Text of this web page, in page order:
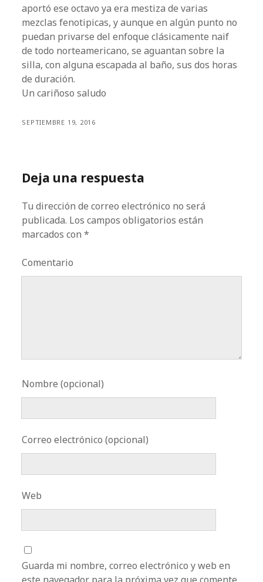
aportó ese octavo ya era mestiza de varias
mezclas fenotipicas, y aunque en algún punto no
puedan privarse del enfoque clásicamente naif
de todo norteamericano, se aguantan sobre la
silla, con alguna escapada al baño, sus dos horas
de duración.
Un cariñoso saludo
SEPTIEMBRE 19, 2016
Deja una respuesta
Tu dirección de correo electrónico no será
publicada. Los campos obligatorios están
marcados con*
Comentario
Nombre (opcional)
Correo electrónico (opcional)
Web
Guarda mi nombre, correo electrónico y web en